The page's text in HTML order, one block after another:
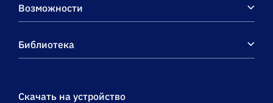
Скачать на устройство
Возможности
Библиотека